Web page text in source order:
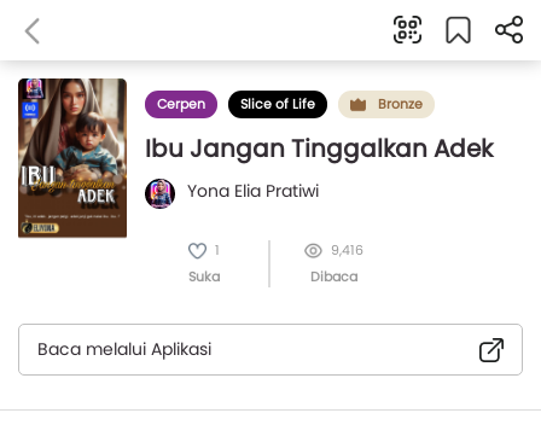
Cerpen Slice of Life Bronze
Ibu Jangan Tinggalkan Adek
Yona Elia Pratiwi
1
Suka
9,416
Dibaca
Baca melalui Aplikasi